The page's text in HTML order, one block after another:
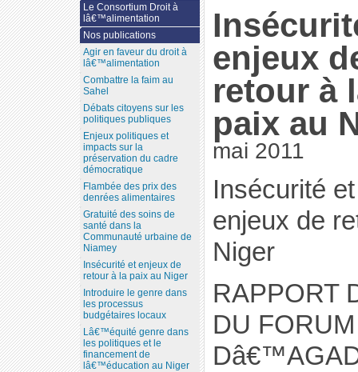
enjeux
retour à
paix au
mai 2011
Insécurité et
enjeux de
Niger
RAPPORT
DU
Le Consortium Droit à
lâ€™alimentation
Nos publications
Agir en faveur du droit à
lâ€™alimentation
Combattre la faim au
Sahel
Débats citoyens sur les
politiques publiques
Enjeux politiques et
impacts sur la
préservation du cadre
démocratique
Flambée des prix des
denrées alimentaires
Gratuité des soins de
santé dans la
Communauté urbaine de
Niamey
Insécurité et enjeux de
retour à la paix au Niger
Introduire le genre dans
les processus
budgétaires locaux
Lâ€™équité genre dans
les politiques et le
financement de
lâ€™éducation au Niger